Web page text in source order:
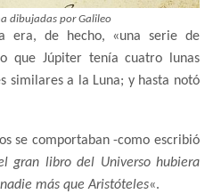
dibujadas por Galileo
era, de hecho, «una serie de
que Júpiter tenía cuatro lunas
similares a la Luna; y hasta notó
se comportaban -como escribió
gran libro del Universo hubiera
más que Aristóteles«.